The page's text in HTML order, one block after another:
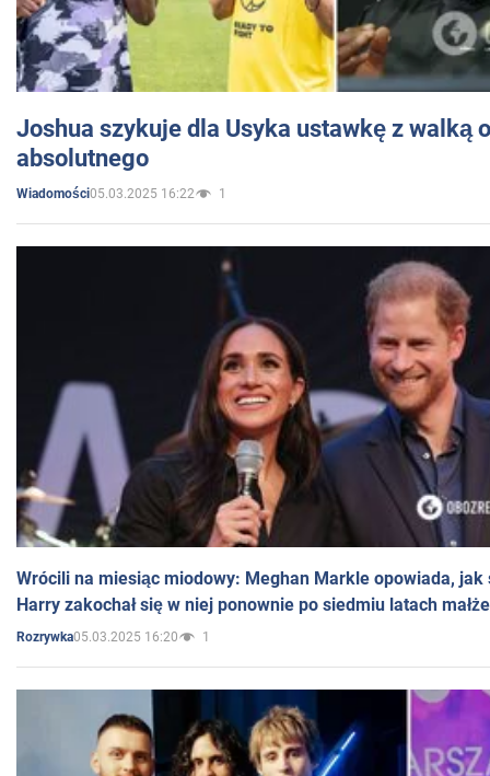
Joshua szykuje dla Usyka ustawkę z walką
absolutnego
Wiadomości05.03.2025 16:22 1
Wrócili na miesiąc miodowy: Meghan Markle opowiada, jak
Harry zakochał się w niej ponownie po siedmiu latach
Rozrywka05.03.2025 16:20 1